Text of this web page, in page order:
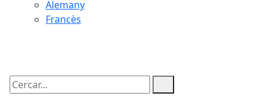
Alemany
Francès
Cercar: